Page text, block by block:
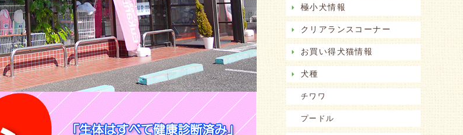
極小犬情報
クリアランスコーナー
お買い得犬猫情報
犬種
チワワ
プードル